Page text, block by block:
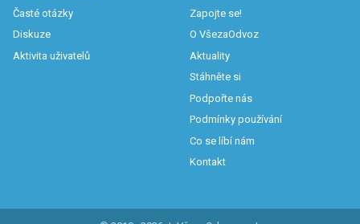
Časté otázky
Diskuze
Aktivita uživatelů
Zapojte se!
O VšezaOdvoz
Aktuality
Stáhněte si
Podpořte nás
Podmínky používání
Co se líbí nám
Kontakt